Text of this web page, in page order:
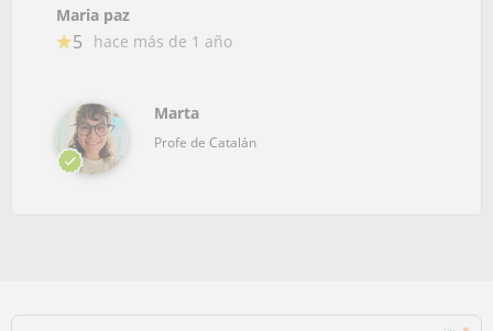
Maria paz
5 hace más de 1 año
Marta
Profe de Catalán